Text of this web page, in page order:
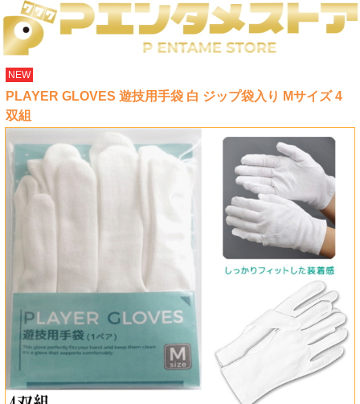
NEW
PLAYER GLOVES 遊技用手袋 白 ジップ袋入り Mサイズ 4
双組